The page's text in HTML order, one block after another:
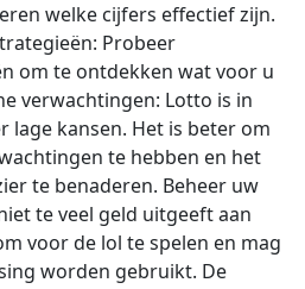
welke cijfers effectief zijn.
Probeer
om te ontdekken wat voor u
verwachtingen: Lotto is in
lage kansen. Het is beter om
te hebben en het
te benaderen. Beheer uw
te veel geld uitgeeft aan
voor de lol te spelen en mag
worden gebruikt. De